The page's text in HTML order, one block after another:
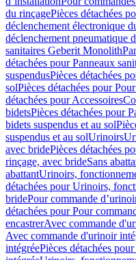
du rinçagePièces détachées
déclenchement électronique
déclenchement pneumatique
sanitaires Geberit Monolith
détachées pour Panneaux
suspendusPièces détachées
solPièces détachées pour
détachées pour Accessoires
bidetsPièces détachées pour
bidets suspendus et au sol
suspendus et au solUrinoirs
avec bridePièces détachées
rinçage, avec brideSans
abattantUrinoirs,
détachées pour Urinoirs,
bridePour commande
détachées pour Pour
encastrerAvec commande
Avec commande d'urinoir
intégréePièces détachées